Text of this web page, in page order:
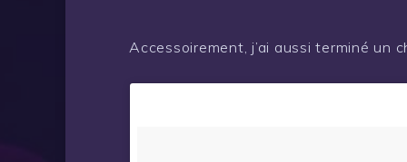
Accessoirement, j’ai aussi terminé un